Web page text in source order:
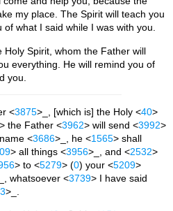
my place. The Spirit will teach you
what I said while I was with you.
Holy Spirit, whom the Father will
everything. He will remind you of
you.
<3875>_, [which is] the Holy <40>
> the Father <3962> will send <3992>
<3686>_, he <1565> shall
> all things <3956>_, and <2532>
> to <5279> (0) your <5209>
whatsoever <3739> I have said
>_.